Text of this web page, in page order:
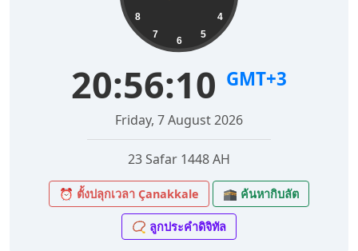
4
5
6
7
8
20:56:11 GMT+3
Friday, 7 August 2026
23 Safar 1448 AH
⏰ ตั้งปลุกเวลา Çanakkale 🕋 ค้นหากิบลัต
📿 ลูกประคำดิจิทัล